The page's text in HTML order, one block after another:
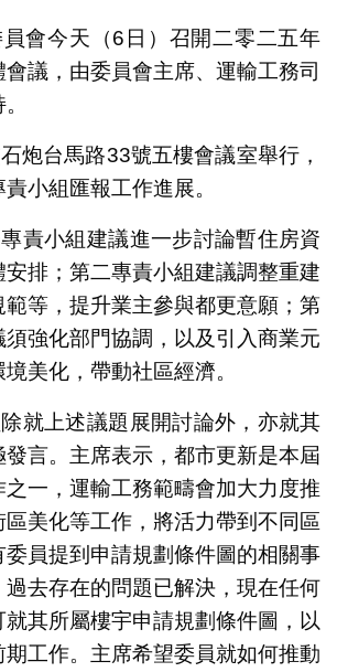
會今天（6日）召開二零二五年
議，由委員會主席、運輸工務司
炮台馬路33號五樓會議室舉行，
小組匯報工作進展。
責小組建議進一步討論暫住房資
排；第二專責小組建議調整重建
等，提升業主參與都更意願；第
強化部門協調，以及引入商業元
美化，帶動社區經濟。
就上述議題展開討論外，亦就其
言。主席表示，都市更新是本屆
一，運輸工務範疇會加大力度推
美化等工作，將活力帶到不同區
員提到申請規劃條件圖的相關事
過去存在的問題已解決，現在任何
其所屬樓宇申請規劃條件圖，以
工作。主席希望委員就如何推動